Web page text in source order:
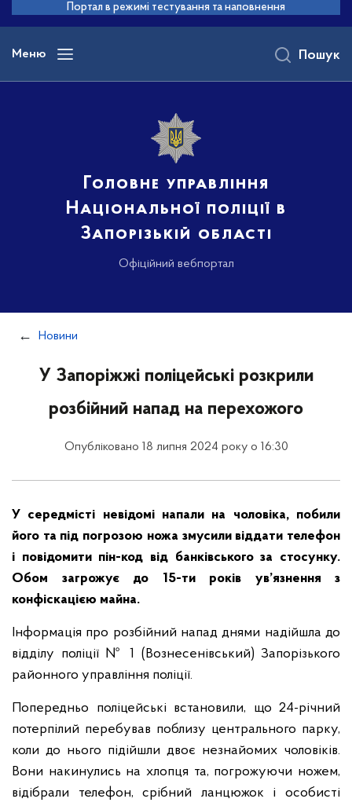
основного
вмісту
Портал в режимі тестування та наповнення
Меню
Головне управління
Національної поліції в
Запорізькій області
Офіційний вебпортал
Пошук
Новини
У Запоріжжі поліцейські розкрили
розбійний напад на перехожого
Опубліковано 18 липня 2024 року о 16:30
У середмісті невідомі напали на чоловіка, побили
його та під погрозою ножа змусили віддати телефон
і повідомити пін-код від банківського за стосунку.
Обом загрожує до 15-ти років ув’язнення з
конфіскацією майна.
Інформація про розбійний напад днями надійшла до
відділу поліції № 1 (Вознесенівський) Запорізького
районного управління поліції.
Попередньо поліцейські встановили, що 24-річний
потерпілий перебував поблизу центрального парку,
коли до нього підійшли двоє незнайомих чоловіків.
Вони накинулись на хлопця та, погрожуючи ножем,
відібрали телефон, срібний ланцюжок і особисті